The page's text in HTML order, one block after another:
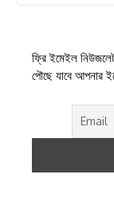
ফ্রি ইমেইল
পৌছে যাবে আপনার